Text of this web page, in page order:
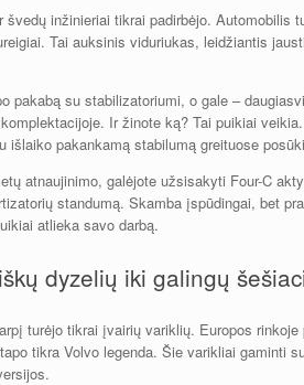
inžinieriai tikrai padirbėjo. Automobilis
Tai auksinis viduriukas, leidžiantis
pakabą su stabilizatoriumi, o gale –
Ir žinote ką? Tai puikiai
išlaiko pakankamą stabilumą greituose
atnaujinimo, galėjote užsisakyti Four-C
standumą. Skamba įspūdingai, bet
atlieka savo darbą.
dyzelių iki galingų
turėjo tikrai įvairių variklių. Europos
tikra Volvo legenda. Šie varikliai gaminti